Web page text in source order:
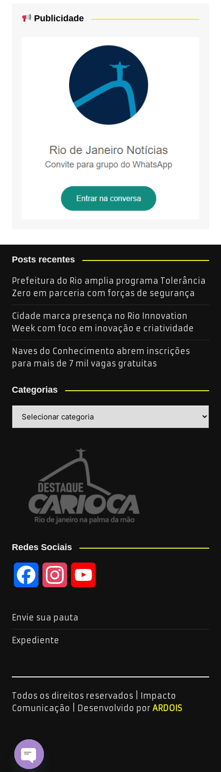
Publicidade
Posts recentes
Prefeitura do Rio amplia programa Tolerância
Zero em parceria com forças de segurança
Cidade marca presença no Rio Innovation
Week com foco em inovação e criatividade
Naves do Conhecimento abrem inscrições
para mais de 7 mil vagas gratuitas
Categorias
Redes Sociais
b
o
k
a
g
u
b
Envie sua pauta
Expediente
Todos os direitos reservados | Impacto
Comunicação |
Desenvolvido por ARDOIS